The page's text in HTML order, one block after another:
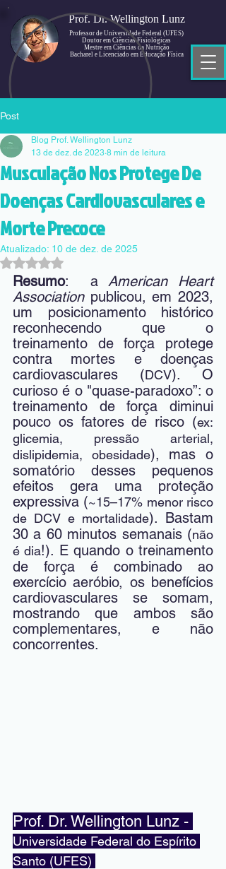
Prof. Dr. Wellington Lunz
Professor de Universidade Federal (UFES)
Doutor em Ciências Fisiológicas
Mestre em Ciências da Nutrição
Bacharel e Licenciado em Educação Física
Post
Musculação Nos Protege De
Doenças Cardiovasculares e
Morte Precoce
Blog Prof. Wellington Lunz
13 de dez. de 2023 8 min de leitura
Atualizado: 10 de dez. de 2025
Avaliado com NaN de 5 estrelas.
Resumo:  a American Heart
Association publicou, em 2023,
um posicionamento histórico
reconhecendo que o
treinamento de força protege
contra mortes e doenças
cardiovasculares (DCV). O
curioso é o "quase-paradoxo”: o
treinamento de força diminui
pouco os fatores de risco (ex:
glicemia, pressão arterial,
dislipidemia, obesidade), mas o
somatório desses pequenos
efeitos gera uma proteção
expressiva (~15–17% menor risco
de DCV e mortalidade). Bastam
30 a 60 minutos semanais (não
é dia!). E quando o treinamento
de força é combinado ao
exercício aeróbio, os benefícios
cardiovasculares se somam,
mostrando que ambos são
complementares, e não
concorrentes.
Prof. Dr. Wellington Lunz -
Universidade Federal do Espírito
Santo (UFES)